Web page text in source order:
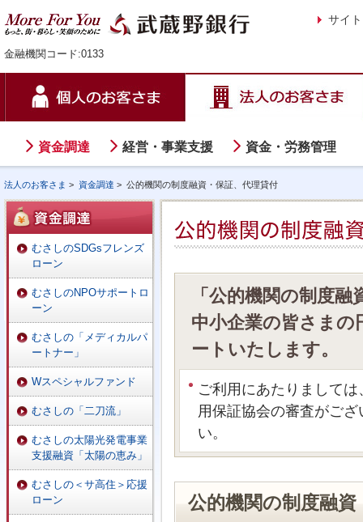
金融機関コード:0133
サイ
資金調達 経営・事業支援 資金・労務管理
法人のお客さま > 資金調達 > 公的機関の制度融資・保証、代理貸付
むさしのSDGsフレンズ
ローン
むさしのNPOサポートロ
ーン
むさしの「メディカルパ
ートナー」
Wスペシャルファンド
むさしの「二刀流」
むさしの太陽光発電事業
支援融資「太陽の恵み」
むさしの＜サ高住＞応援
ローン
「公的機関の制度
中小企業の皆さまの
ートいたします。
ご利用にあたりまして
用保証協会の審査がご
い。
公的機関の制度融資